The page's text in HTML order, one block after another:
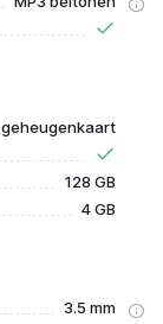
128 GB
4 GB
3.5 mm